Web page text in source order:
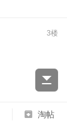
3楼
淘帖